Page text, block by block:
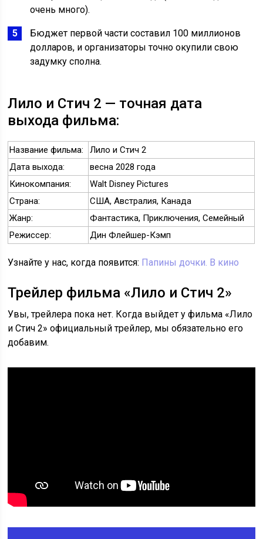
очень много).
Бюджет первой части составил 100 миллионов
долларов, и организаторы точно окупили свою
задумку сполна.
Лило и Стич 2 — точная дата
выхода фильма:
Название фильма:
Лило и Стич 2
Дата выхода:
весна 2028 года
Кинокомпания:
Walt Disney Pictures
Страна:
США, Австралия, Канада
Жанр:
Фантастика, Приключения, Семейный
Режиссер:
Дин Флейшер-Кэмп
Узнайте у нас, когда появится: Папины дочки. В кино
Трейлер фильма «Лило и Стич 2»
Увы, трейлера пока нет. Когда выйдет у фильма «Лило
и Стич 2» официальный трейлер, мы обязательно его
добавим.